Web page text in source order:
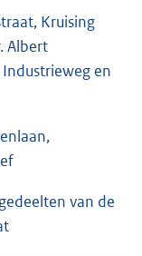
Kruising
Albert
en
van de